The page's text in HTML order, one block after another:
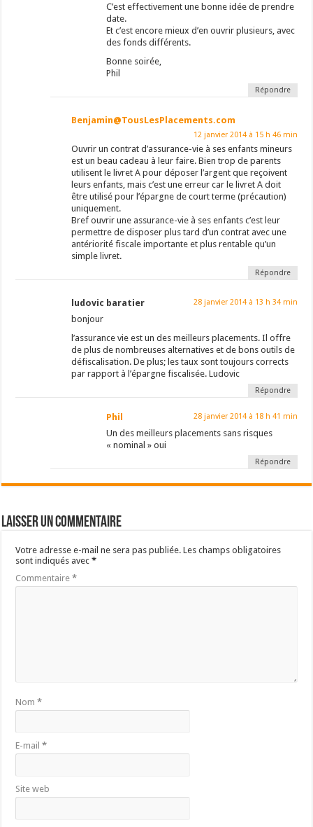
C’est effectivement une bonne idée de prendre
date.
Et c’est encore mieux d’en ouvrir plusieurs, avec
des fonds différents.
Bonne soirée,
Phil
Répondre
Benjamin@TousLesPlacements.com
12 janvier 2014 à 15 h 46 min
Ouvrir un contrat d’assurance-vie à ses enfants mineurs
est un beau cadeau à leur faire. Bien trop de parents
utilisent le livret A pour déposer l’argent que reçoivent
leurs enfants, mais c’est une erreur car le livret A doit
être utilisé pour l’épargne de court terme (précaution)
uniquement.
Bref ouvrir une assurance-vie à ses enfants c’est leur
permettre de disposer plus tard d’un contrat avec une
antériorité fiscale importante et plus rentable qu’un
simple livret.
Répondre
ludovic baratier 28 janvier 2014 à 13 h 34 min
bonjour
l’assurance vie est un des meilleurs placements. Il offre
de plus de nombreuses alternatives et de bons outils de
défiscalisation. De plus; les taux sont toujours corrects
par rapport à l’épargne fiscalisée. Ludovic
Répondre
Phil 28 janvier 2014 à 18 h 41 min
Un des meilleurs placements sans risques
« nominal » oui
Répondre
Laisser un commentaire
Votre adresse e-mail ne sera pas publiée. Les champs obligatoires
sont indiqués avec*
Commentaire*
Nom*
E-mail*
Site web